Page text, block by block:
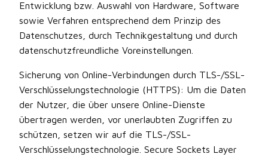
Entwicklung bzw. Auswahl von Hardware, Software
sowie Verfahren entsprechend dem Prinzip des
Datenschutzes, durch Technikgestaltung und durch
datenschutzfreundliche Voreinstellungen.
Sicherung von Online-Verbindungen durch TLS-/SSL-
Verschlüsselungstechnologie (HTTPS): Um die Daten
der Nutzer, die über unsere Online-Dienste
übertragen werden, vor unerlaubten Zugriffen zu
schützen, setzen wir auf die TLS-/SSL-
Verschlüsselungstechnologie. Secure Sockets Layer